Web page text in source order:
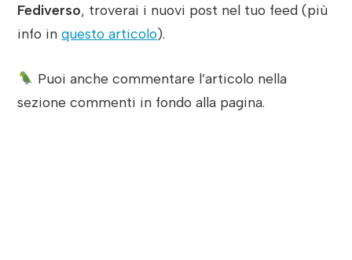
Fediverso, troverai i nuovi post nel tuo feed (più
info inquesto articolo).
Puoi anche commentare l’articolo nella
sezione commenti in fondo alla pagina.